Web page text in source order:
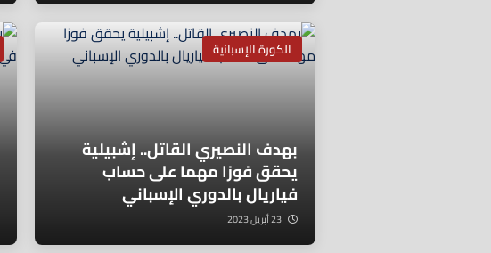
الكورة الإسبانية
بهدف النصيري القاتل.. إشبيلية
يحقق فوزا مهما على حساب
فياريال بالدوري الإسباني